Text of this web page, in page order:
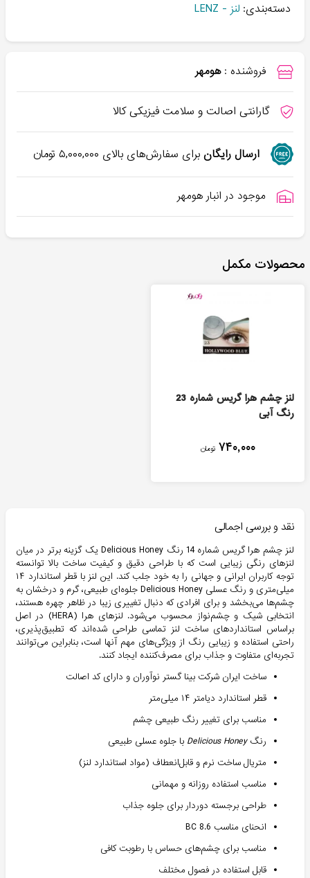
دسته‌بندی: لنز - LENZ
فروشنده : هومهر
گارانتی اصالت و سلامت فیزیکی کالا
ارسال رایگانبرای سفارش‌های بالای ۵,۰۰۰,۰۰۰تومان
موجود در انبار هومهر
محصولات مکمل
لنز چشم هرا گریس شماره 23
رنگ آبی
۷۴۰,۰۰۰ تومان
نقد و بررسی اجمالی
لنز چشم هرا گریس شماره 14 رنگ Delicious Honey یک گزینه برتر در میان
لنزهای رنگی زیبایی است که با طراحی دقیق و کیفیت ساخت بالا توانسته
توجه کاربران ایرانی و جهانی را به خود جلب کند. این لنز با قطر استاندارد ۱۴
میلی‌متری و رنگ عسلی Delicious Honey جلوه‌ای طبیعی، گرم و درخشان به
چشم‌ها می‌بخشد و برای افرادی که دنبال تغییری زیبا در ظاهر چهره هستند،
انتخابی شیک و چشم‌نواز محسوب می‌شود. لنزهای هرا (HERA) در اصل
براساس استانداردهای ساخت لنز تماسی طراحی شده‌اند که تطبیق‌پذیری،
راحتی استفاده و زیبایی رنگ از ویژگی‌های مهم آنها است، بنابراین می‌توانند
تجربه‌ای متفاوت و جذاب برای مصرف‌کننده ایجاد کنند.
ساخت ایران شرکت بینا گستر نوآوران و دارای کد اصالت
قطر استاندارد دیامتر ۱۴ میلی‌متر
مناسب برای تغییر رنگ طبیعی چشم
رنگDelicious Honey با جلوه عسلی طبیعی
متریال ساخت نرم و قابل‌انعطاف (مواد استاندارد لنز)
مناسب استفاده روزانه و مهمانی
طراحی برجسته دور‌دار برای جلوه جذاب
انحنای مناسب BC 8.6
مناسب برای چشم‌های حساس با رطوبت کافی
قابل استفاده در فصول مختلف